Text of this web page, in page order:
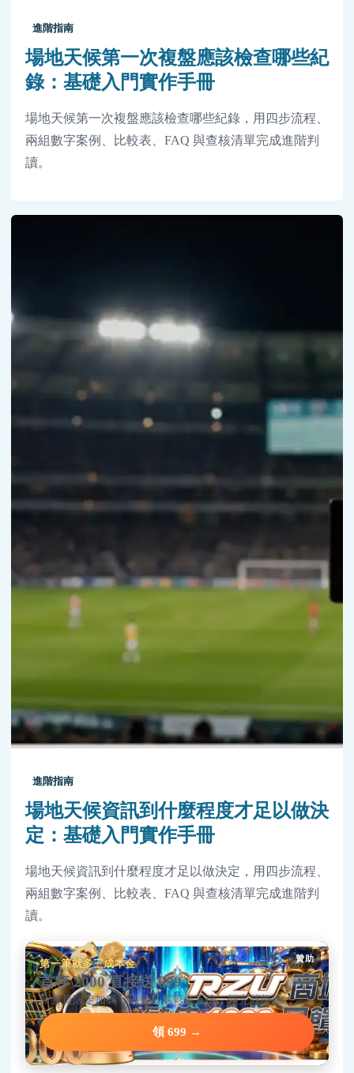
進階指南
場地天候第一次複盤應該檢查哪些紀
錄：基礎入門實作手冊
場地天候第一次複盤應該檢查哪些紀錄，用四步流程、
兩組數字案例、比較表、FAQ 與查核清單完成進階判
讀。
進階指南
場地天候資訊到什麼程度才足以做決
定：基礎入門實作手冊
場地天候資訊到什麼程度才足以做決定，用四步流程、
兩組數字案例、比較表、FAQ 與查核清單完成進階判
讀。
贊助
第一筆就多三成本金
首存 2000 直接送 699
新會員限定加碼，碼量只要彩金五倍，領完就能玩。
領 699 →